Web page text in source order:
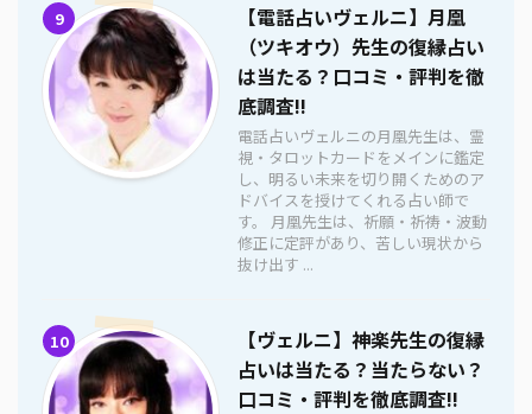
9
【電話占いヴェルニ】月凰
（ツキオウ）先生の復縁占い
は当たる？口コミ・評判を徹
底調査!!
電話占いヴェルニの月凰先生は、霊
視・タロットカードをメインに鑑定
し、明るい未来を切り開くためのア
ドバイスを授けてくれる占い師で
す。 月凰先生は、祈願・祈祷・波動
修正に定評があり、苦しい現状から
抜け出す ...
10
【ヴェルニ】神楽先生の復縁
占いは当たる？当たらない？
口コミ・評判を徹底調査!!